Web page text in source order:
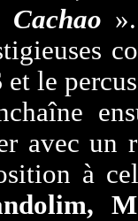
Cachao
et le
avec un
à